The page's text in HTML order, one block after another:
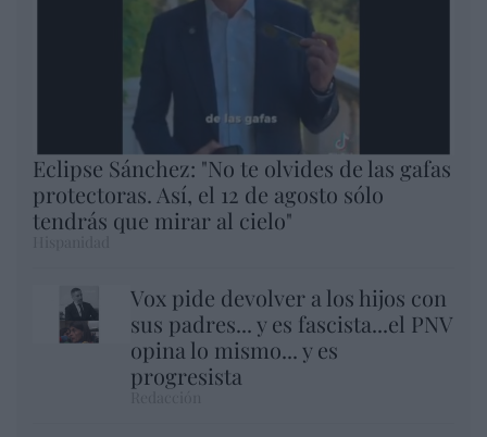
Eclipse Sánchez: "No te olvides de las gafas
protectoras. Así, el 12 de agosto sólo
tendrás que mirar al cielo"
Vox pide devolver a los hijos con
sus padres... y es fascista...el PNV
opina lo mismo... y es
progresista